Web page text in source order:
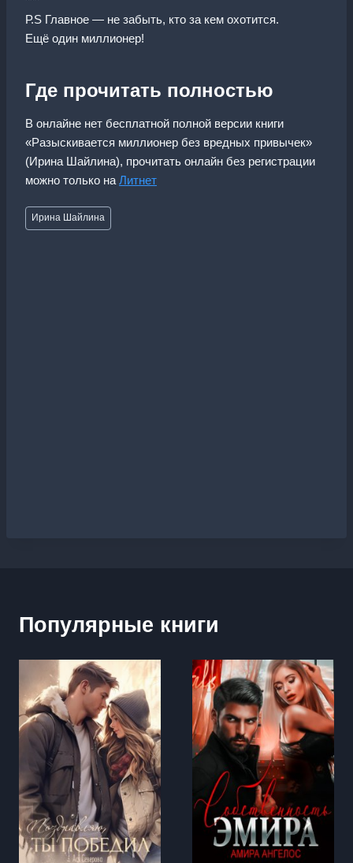
Р.S Главное — не забыть, кто за кем охотится.
Ещё один миллионер!
Где прочитать полностью
В онлайне нет бесплатной полной версии книги
«Разыскивается миллионер без вредных привычек»
(Ирина Шайлина), прочитать онлайн без регистрации
можно только на Литнет
Метки
записи:
Ирина Шайлина
Популярные книги